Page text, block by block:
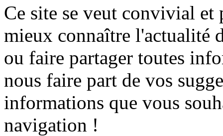
Ce site se veut convivial et
mieux connaître l'actualité
ou faire partager toutes
nous faire part de vos
informations que vous
navigation !